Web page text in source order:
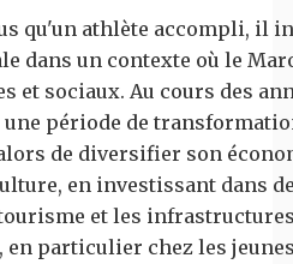
qu'un athlète accompli, il
dans un contexte où le
et sociaux. Au cours des
une période de
de diversifier son
en investissant dans
et les
en particulier chez les